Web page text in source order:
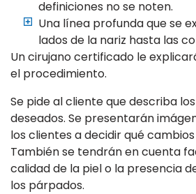
definiciones no se noten.
Una línea profunda que se
lados de la nariz hasta las
Un cirujano certificado le
el procedimiento.
Se pide al cliente que describa
deseados. Se presentarán
los clientes a decidir qué
También se tendrán en cuenta
calidad de la piel o la presencia
los párpados.